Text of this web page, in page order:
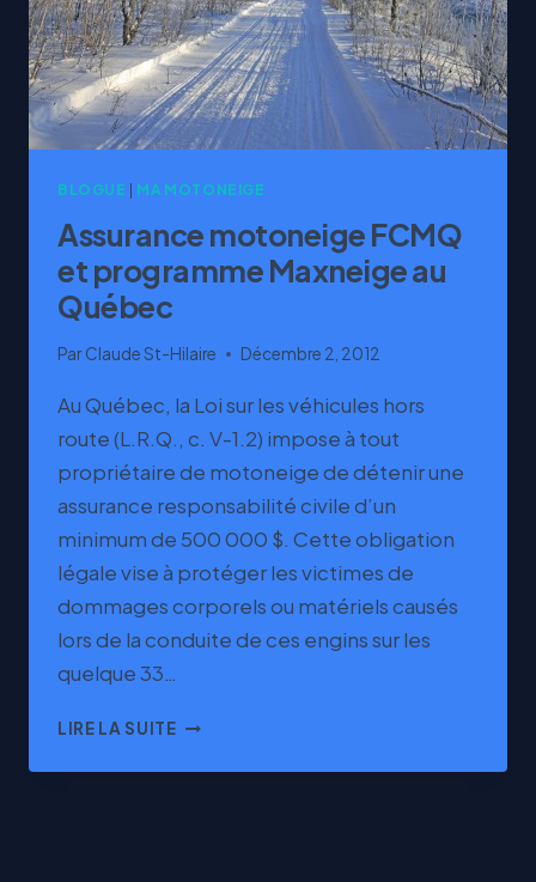
BLOGUE | MA MOTONEIGE
Assurance motoneige FCMQ
et programme Maxneige au
Québec
Par Claude St-Hilaire Décembre 2, 2012
Au Québec, la Loi sur les véhicules hors
route (L.R.Q., c. V-1.2) impose à tout
propriétaire de motoneige de détenir une
assurance responsabilité civile d’un
minimum de 500 000 $. Cette obligation
légale vise à protéger les victimes de
dommages corporels ou matériels causés
lors de la conduite de ces engins sur les
quelque 33…
LIRE LA SUITEASSURANCE
FCMQ